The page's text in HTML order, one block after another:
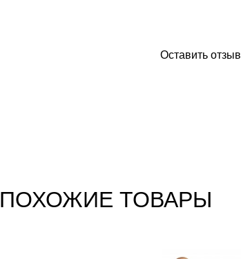
Оставить отзыв
ПОХОЖИЕ ТОВАРЫ